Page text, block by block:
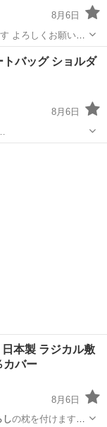
8月6日
い
コぐらし
バッグ ショルダ
8月6日
本製 ラジカル敷
バー
8月6日
しの枕を付けます。